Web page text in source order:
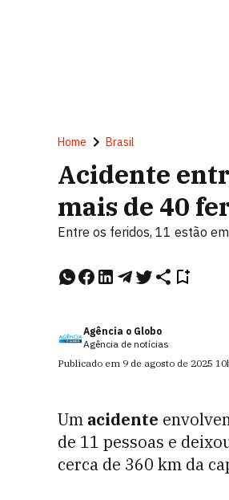
Home Brasil
Acidente
mais de 40
Entre os feridos, 11 estão
Agência o Globo
Agência de notícias
Publicado em 9 de agosto de 2025
Um acidente
de 11 pessoas e
cerca de 360 km da